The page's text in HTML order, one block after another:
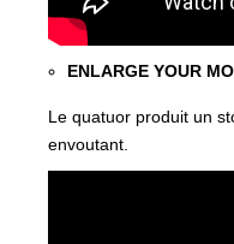
ENLARGE YOUR
Le quatuor produit un
envoutant.